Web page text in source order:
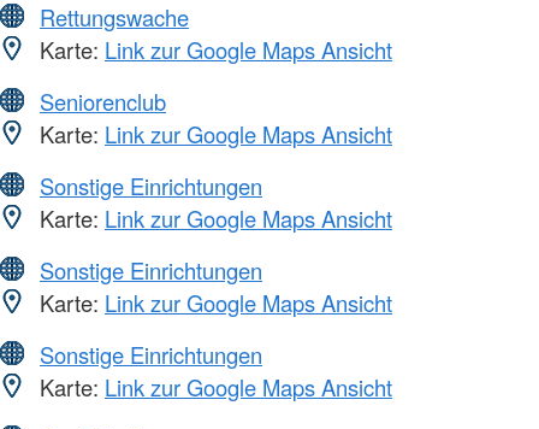
Rettungswache
Karte: Link zur Google Maps Ansicht
Seniorenclub
Karte: Link zur Google Maps Ansicht
Sonstige Einrichtungen
Karte: Link zur Google Maps Ansicht
Sonstige Einrichtungen
Karte: Link zur Google Maps Ansicht
Sonstige Einrichtungen
Karte: Link zur Google Maps Ansicht